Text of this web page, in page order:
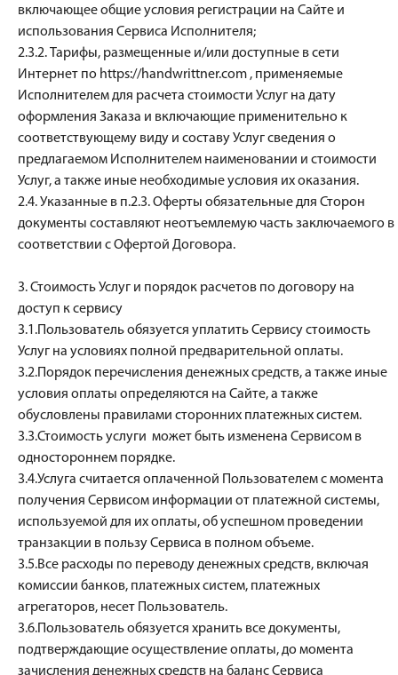
включающее общие условия регистрации на Сайте и
использования Сервиса Исполнителя;
2.3.2. Тарифы, размещенные и/или доступные в сети
Интернет по https://handwrittner.com , применяемые
Исполнителем для расчета стоимости Услуг на дату
оформления Заказа и включающие применительно к
соответствующему виду и составу Услуг сведения о
предлагаемом Исполнителем наименовании и стоимости
Услуг, а также иные необходимые условия их оказания.
2.4. Указанные в п.2.3. Оферты обязательные для Сторон
документы составляют неотъемлемую часть заключаемого в
соответствии с Офертой Договора.
3. Стоимость Услуг и порядок расчетов по договору на
доступ к сервису
3.1.Пользователь обязуется уплатить Сервису стоимость
Услуг на условиях полной предварительной оплаты.
3.2.Порядок перечисления денежных средств, а также иные
условия оплаты определяются на Сайте, а также
обусловлены правилами сторонних платежных систем.
3.3.Стоимость услуги может быть изменена Сервисом в
одностороннем порядке.
3.4.Услуга считается оплаченной Пользователем с момента
получения Сервисом информации от платежной системы,
используемой для их оплаты, об успешном проведении
транзакции в пользу Сервиса в полном объеме.
3.5.Все расходы по переводу денежных средств, включая
комиссии банков, платежных систем, платежных
агрегаторов, несет Пользователь.
3.6.Пользователь обязуется хранить все документы,
подтверждающие осуществление оплаты, до момента
зачисления денежных средств на баланс Сервиса